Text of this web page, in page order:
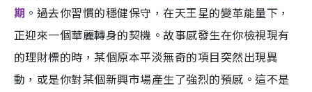
期 。過去你習慣的穩健保守，在天王星的變革能量下，
正迎來一個華麗轉身的契機。故事感發生在你檢視現有
的理財標的時，某個原本平淡無奇的項目突然出現異
動，或是你對某個新興市場產生了強烈的預感。這不是